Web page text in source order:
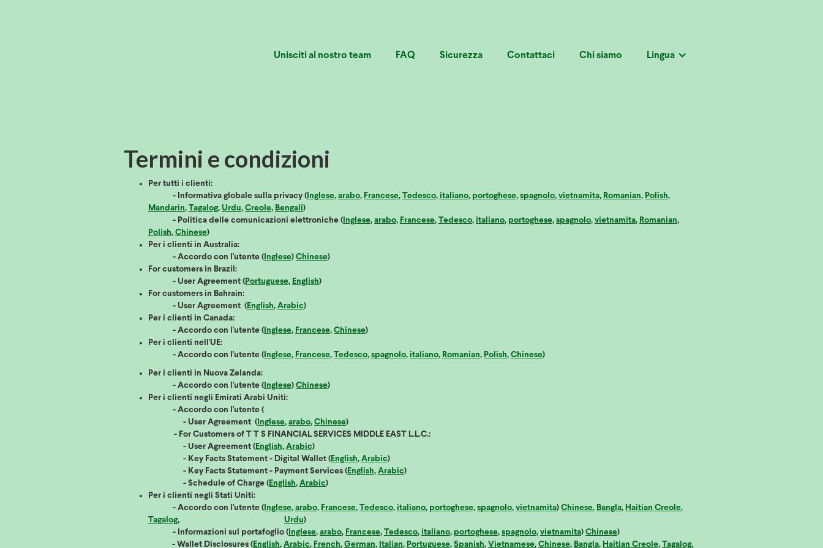
Unisciti al nostro team FAQ Sicurezza Contattaci Chi siamo Lingua
Termini e condizioni
Per tutti i clienti:
- Informativa globale sulla privacy (Inglese, arabo, Francese, Tedesco, italiano, portoghese, spagnolo, vietnamita, Romanian, Polish,
Mandarin, Tagalog, Urdu, Creole, Bengali)
- Politica delle comunicazioni elettroniche (Inglese, arabo, Francese, Tedesco, italiano, portoghese, spagnolo, vietnamita, Romanian,
Polish, Chinese)
Per i clienti in Australia:
- Accordo con l'utente (Inglese) Chinese)
For customers in Brazil:
- User Agreement (Portuguese, English)
For customers in Bahrain:
- User Agreement (English, Arabic)
Per i clienti in Canada:
- Accordo con l'utente (Inglese, Francese, Chinese)
Per i clienti nell'UE:
- Accordo con l'utente (Inglese, Francese, Tedesco, spagnolo, italiano, Romanian, Polish, Chinese)
Per i clienti in Nuova Zelanda:
- Accordo con l'utente (Inglese) Chinese)
Per i clienti negli Emirati Arabi Uniti:
- Accordo con l'utente (
- User Agreement (Inglese, arabo, Chinese)
- For Customers of T T S FINANCIAL SERVICES MIDDLE EAST L.L.C.:
- User Agreement (English, Arabic)
- Key Facts Statement - Digital Wallet (English, Arabic)
- Key Facts Statement - Payment Services (English, Arabic)
- Schedule of Charge (English, Arabic)
Per i clienti negli Stati Uniti:
- Accordo con l'utente (Inglese, arabo, Francese, Tedesco, italiano, portoghese, spagnolo, vietnamita) Chinese, Bangla, Haitian Creole,
Tagalog, Urdu)
- Informazioni sul portafoglio (Inglese, arabo, Francese, Tedesco, italiano, portoghese, spagnolo, vietnamita) Chinese)
- Wallet Disclosures (English, Arabic, French, German, Italian, Portuguese, Spanish, Vietnamese, Chinese, Bangla, Haitian Creole, Tagalog,